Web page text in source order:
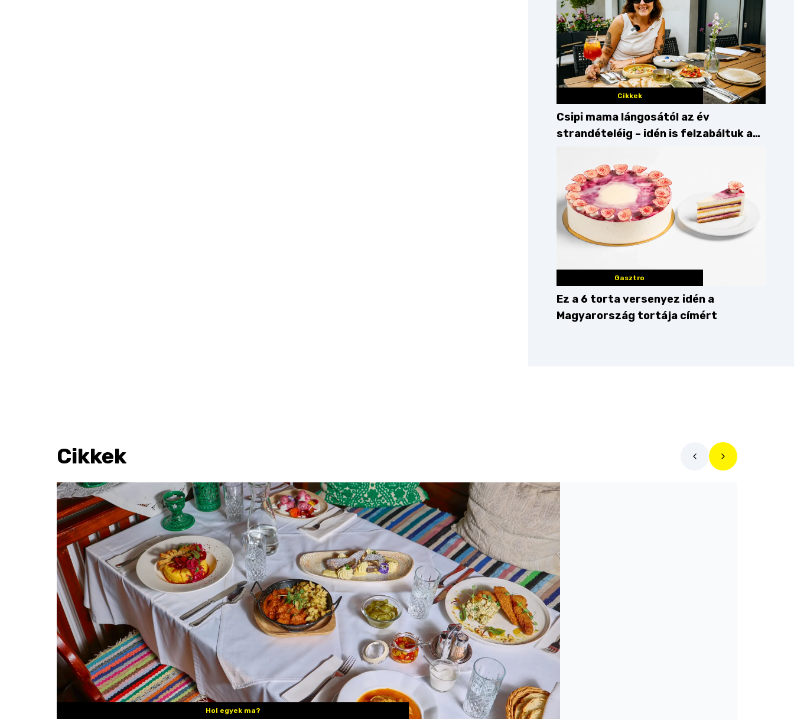
Cikkek
Csipi mama lángosától az év
strandételéig – idén is felzabáltuk a
Gasztro
Ez a 6 torta versenyez idén a
Magyarország tortája címért
Cikkek
Hol egyek ma?